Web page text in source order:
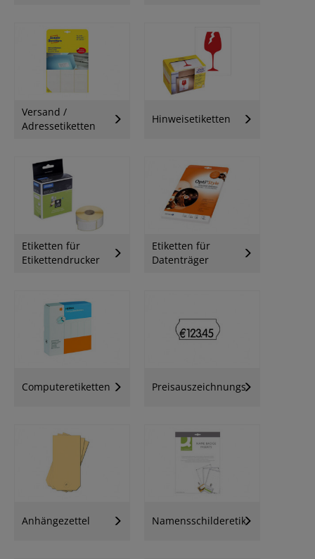
Versand /
Adressetiketten
Hinweisetiketten
Etiketten für
Etikettendrucker
Etiketten für
Datenträger
Computeretiketten Preisauszeichnungsetiketten
Anhängezettel Namensschilderetiketten